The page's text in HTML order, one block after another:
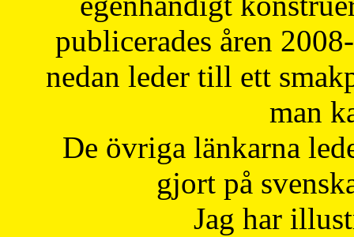
publicerades åren
nedan leder till ett
man
De övriga länkarna
gjort på
Jag har